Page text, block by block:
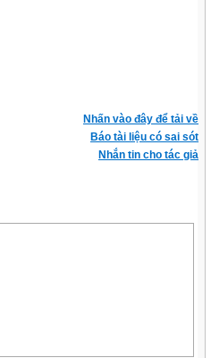
Nhấn vào đây để tải về
Báo tài liệu có sai sót
Nhắn tin cho tác giả